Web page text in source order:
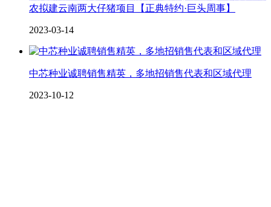
农拟建云南两大仔猪项目【正典特约·巨头周事】
2023-03-14
中芯种业诚聘销售精英，多地招销售代表和区域代理
2023-10-12